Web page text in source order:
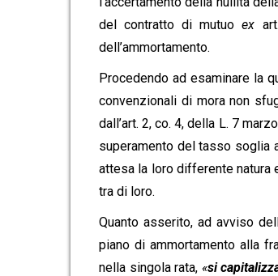
del contratto di mutuoex
dell’ammortamento.
Procedendo ad esaminare la
convenzionali di mora non
dall’art. 2, co. 4, della L. 7
superamento del tasso soglia
attesa la loro differente natura
tra di loro.
Quanto asserito, ad avviso
piano di ammortamento alla
nella singola rata, «si